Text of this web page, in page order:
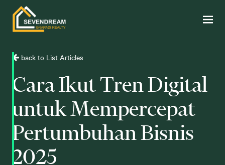
back to List Articles
Cara Ikut Tren Digital
untuk Mempercepat
Pertumbuhan Bisnis
2025